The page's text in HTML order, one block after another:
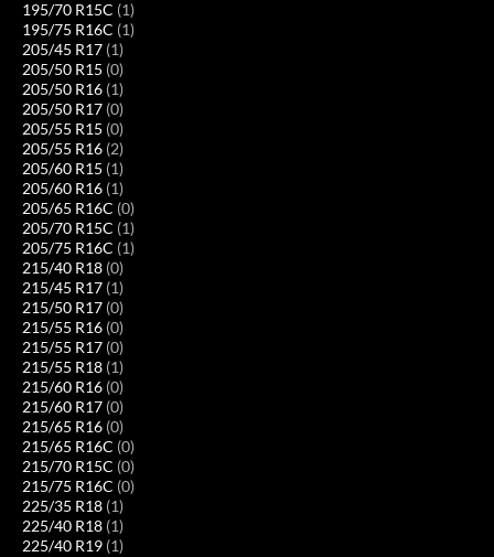
195/70 R15C (1)
195/75 R16C (1)
205/45 R17 (1)
205/50 R15 (0)
205/50 R16 (1)
205/50 R17 (0)
205/55 R15 (0)
205/55 R16 (2)
205/60 R15 (1)
205/60 R16 (1)
205/65 R16C (0)
205/70 R15C (1)
205/75 R16C (1)
215/40 R18 (0)
215/45 R17 (1)
215/50 R17 (0)
215/55 R16 (0)
215/55 R17 (0)
215/55 R18 (1)
215/60 R16 (0)
215/60 R17 (0)
215/65 R16 (0)
215/65 R16C (0)
215/70 R15C (0)
215/75 R16C (0)
225/35 R18 (1)
225/40 R18 (1)
225/40 R19 (1)